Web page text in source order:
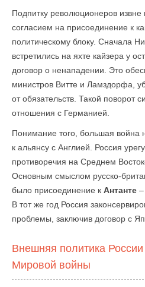
Подпитку революционеров
согласием на присоединение к
политическому блоку. Сначала
встретились на яхте кайзера у
договор о ненападении. Это
министров Витте и Ламздорфа,
от обязательств. Такой поворот
отношения с Германией.
Понимание того, большая война
к альянсу с Англией. Россия
противоречия на Среднем
Основным смыслом русско-
было присоединение к Антанте –
В тот же год Россия
проблемы, заключив договор с
Внешняя политика
Мировой войны